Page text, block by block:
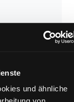
und ähnliche